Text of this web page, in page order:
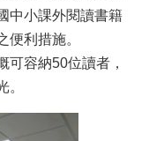
中小課外閱讀書籍
便利措施。
可容納50位讀者，
。